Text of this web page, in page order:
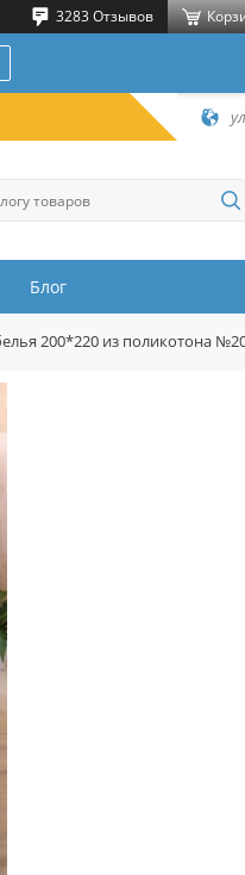
3283 Отзывов
Блог
200*220 из поликотона